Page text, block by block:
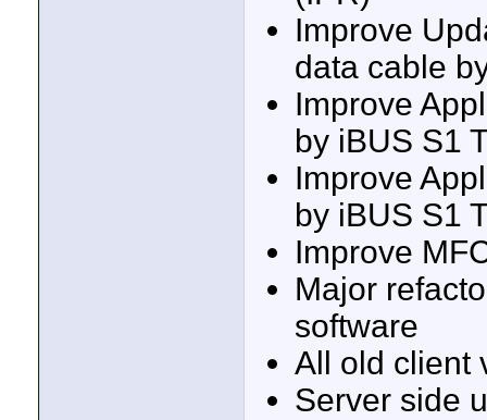
Improve
data cable
Improve
by iBUS S1
Improve
by iBUS S1
Improve
Major
software
All old client
Server side